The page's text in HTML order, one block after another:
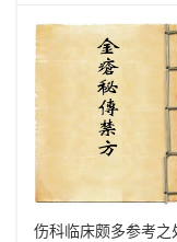
伤科临床颇多参考之